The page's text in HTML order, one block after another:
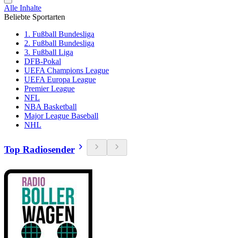
Alle Inhalte
Beliebte Sportarten
1. Fußball Bundesliga
2. Fußball Bundesliga
3. Fußball Liga
DFB-Pokal
UEFA Champions League
UEFA Europa League
Premier League
NFL
NBA Basketball
Major League Baseball
NHL
Top Radiosender